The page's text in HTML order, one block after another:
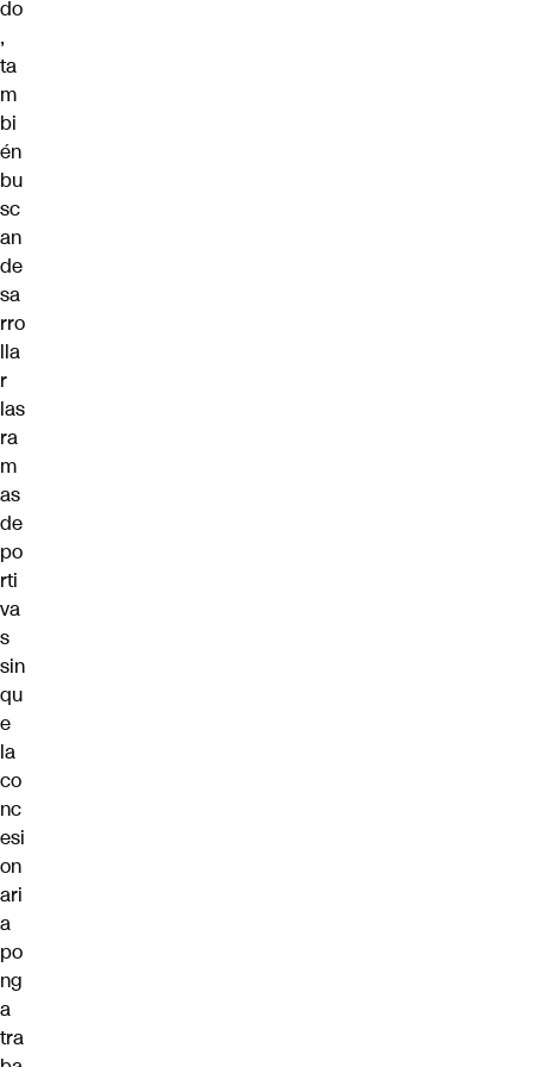
do
,
ta
m
bi
én
bu
sc
an
de
sa
rro
lla
r
las
ra
m
as
de
po
rti
va
s
sin
qu
e
la
co
nc
esi
on
ari
a
po
ng
a
tra